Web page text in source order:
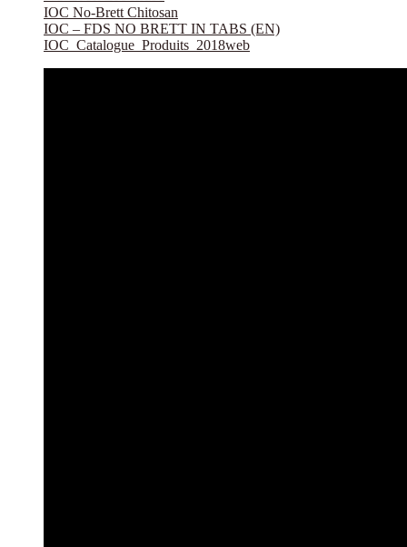
IOC No-Brett Chitosan
IOC – FDS NO BRETT IN TABS (EN)
IOC_Catalogue_Produits_2018web